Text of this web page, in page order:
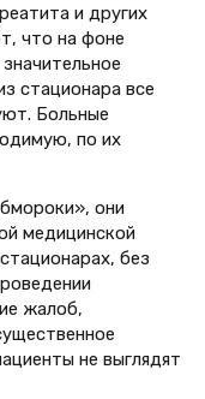
и других
что на фоне
стационара все
Больные
по их
они
медицинской
без
жалоб,
не выглядят